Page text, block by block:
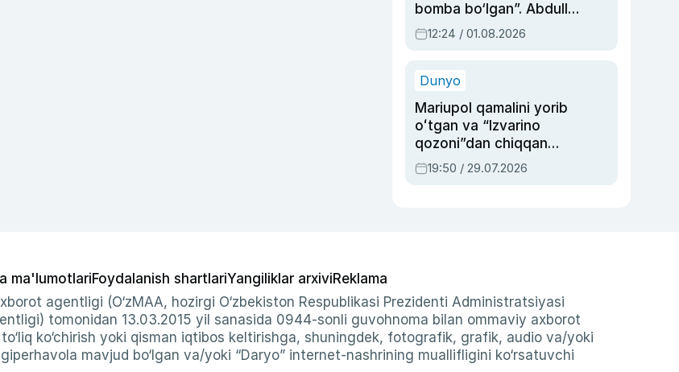
bomba bo‘lgan”. Abdulla
Oripovni siyosiy
ayblovlardan asrab
12:24 / 01.08.2026
Dunyo
Mariupol qamalini yorib
oʻtgan va “Izvarino
qozoni”dan chiqqan
qahramon — Ukraina
armiyasi bosh
19:50 / 29.07.2026
ma'lumotlariFoydalanish shartlariYangiliklar arxiviReklama
agentligi (O‘zMAA, hozirgi O‘zbekiston Respublikasi Prezidenti Administratsiyasi
tomonidan 13.03.2015 yil sanasida 0944-sonli guvohnoma bilan ommaviy axborot
ko‘chirish yoki qisman iqtibos keltirishga, shuningdek, fotografik, grafik, audio va/yoki
mavjud bo‘lgan va/yoki “Daryo” internet-nashrining muallifligini ko‘rsatuvchi